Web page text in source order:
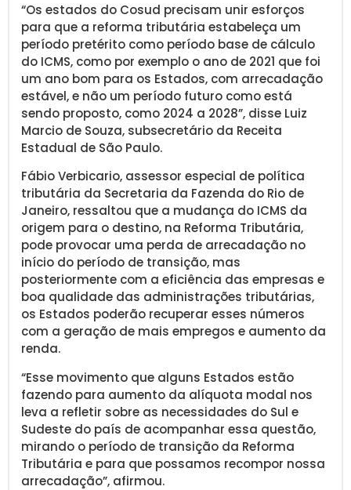
“Os estados do Cosud precisam unir esforços
para que a reforma tributária estabeleça um
período pretérito como período base de cálculo
do ICMS, como por exemplo o ano de 2021 que foi
um ano bom para os Estados, com arrecadação
estável, e não um período futuro como está
sendo proposto, como 2024 a 2028”, disse Luiz
Marcio de Souza, subsecretário da Receita
Estadual de São Paulo.
Fábio Verbicario, assessor especial de política
tributária da Secretaria da Fazenda do Rio de
Janeiro, ressaltou que a mudança do ICMS da
origem para o destino, na Reforma Tributária,
pode provocar uma perda de arrecadação no
início do período de transição, mas
posteriormente com a eficiência das empresas e
boa qualidade das administrações tributárias,
os Estados poderão recuperar esses números
com a geração de mais empregos e aumento da
renda.
“Esse movimento que alguns Estados estão
fazendo para aumento da alíquota modal nos
leva a refletir sobre as necessidades do Sul e
Sudeste do país de acompanhar essa questão,
mirando o período de transição da Reforma
Tributária e para que possamos recompor nossa
arrecadação”, afirmou.